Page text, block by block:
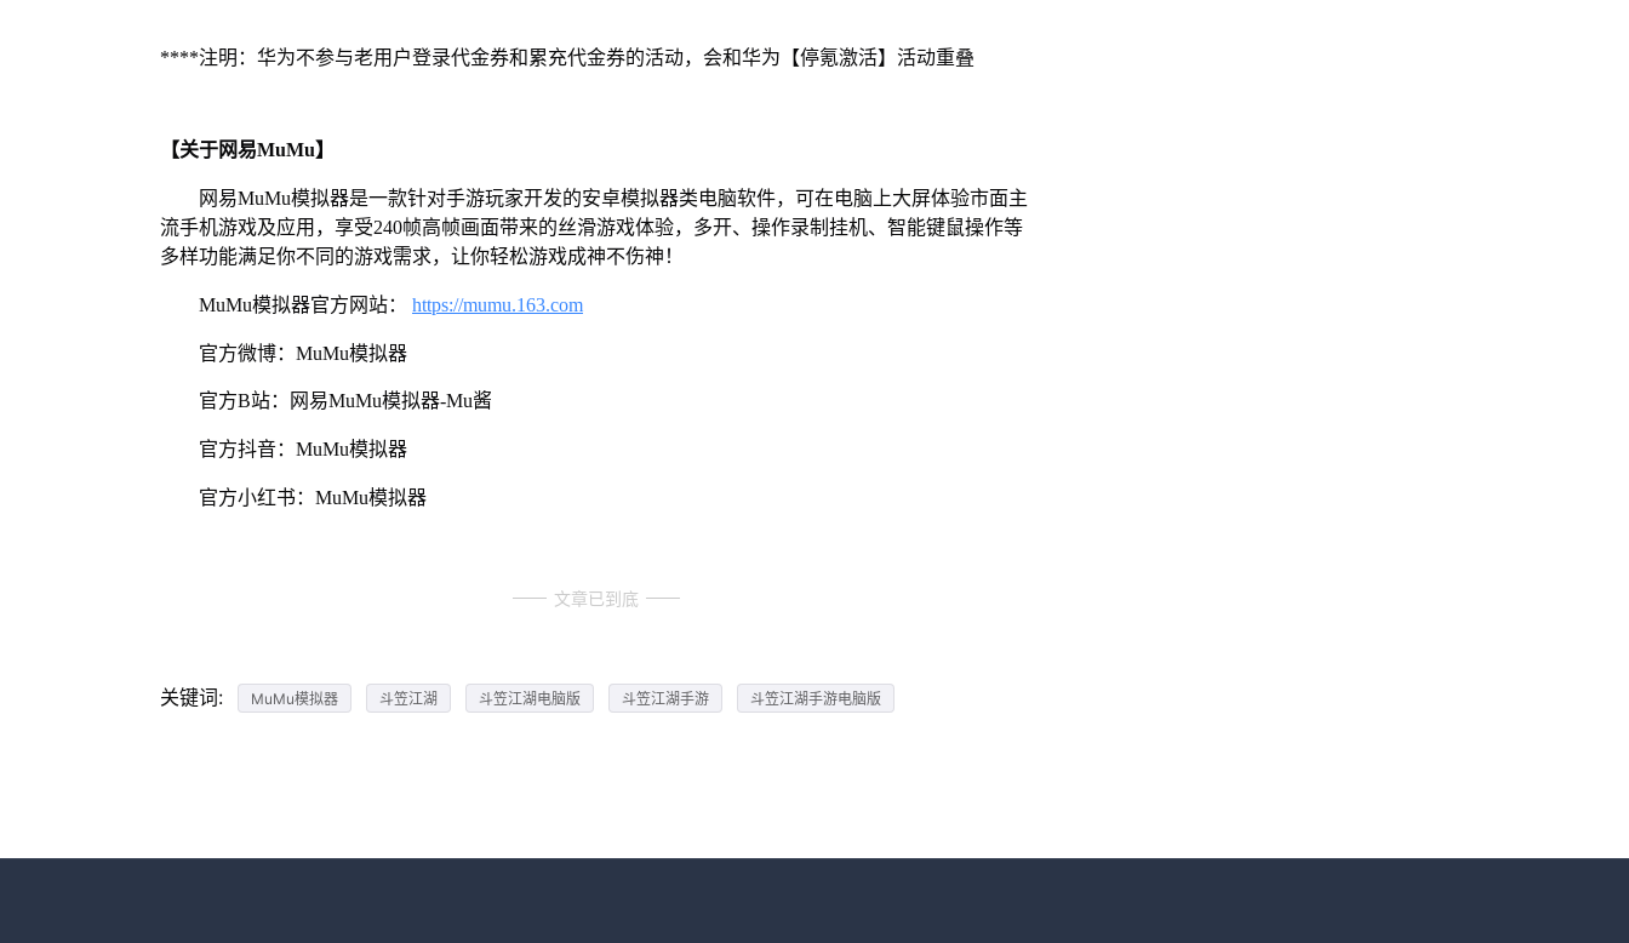
****注明：华为不参与老用户登录代金券和累充代金券的活动，会和华为【停氪激活】活动重叠
【关于网易MuMu】
网易MuMu模拟器是一款针对手游玩家开发的安卓模拟器类电脑软件，可在电脑上大屏体验市面主
流手机游戏及应用，享受240帧高帧画面带来的丝滑游戏体验，多开、操作录制挂机、智能键鼠操作等
多样功能满足你不同的游戏需求，让你轻松游戏成神不伤神！
MuMu模拟器官方网站： https://mumu.163.com
官方微博：MuMu模拟器
官方B站：网易MuMu模拟器-Mu酱
官方抖音：MuMu模拟器
官方小红书：MuMu模拟器
文章已到底
关键词: MuMu模拟器 斗笠江湖 斗笠江湖电脑版 斗笠江湖手游 斗笠江湖手游电脑版